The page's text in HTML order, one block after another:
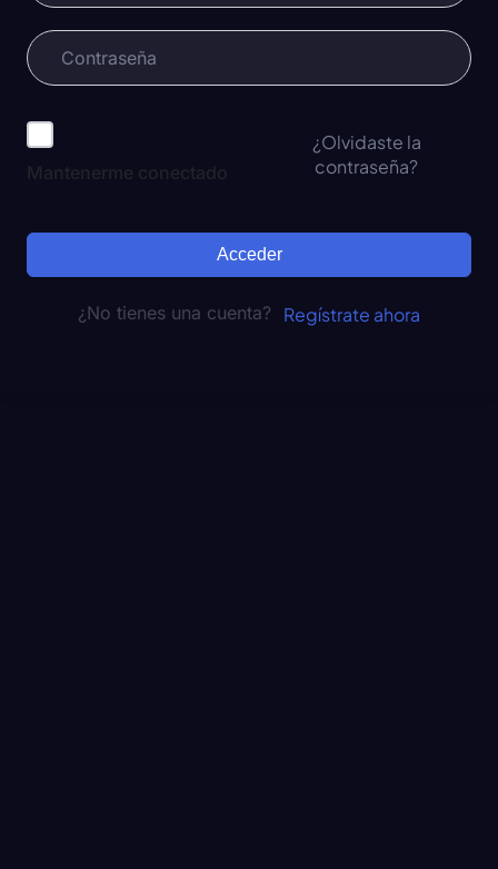
Mantenerme conectado
¿Olvidaste la
contraseña?
Acceder
¿No tienes una cuenta? Regístrate ahora